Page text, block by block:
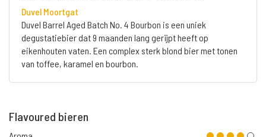
Duvel Moortgat
Duvel Barrel Aged Batch No. 4 Bourbon is een uniek
degustatiebier dat 9 maanden lang gerijpt heeft op
eikenhouten vaten. Een complex sterk blond bier met tonen
van toffee, karamel en bourbon.
Flavoured bieren